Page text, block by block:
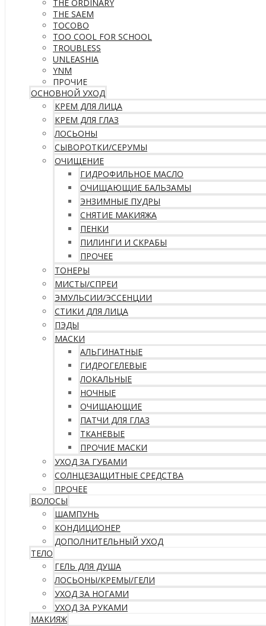
THE ORDINARY
THE SAEM
TOCOBO
TOO COOL FOR SCHOOL
TROUBLESS
UNLEASHIA
YNM
ПРОЧИЕ
ОСНОВНОЙ УХОД
КРЕМ ДЛЯ ЛИЦА
КРЕМ ДЛЯ ГЛАЗ
ЛОСЬОНЫ
СЫВОРОТКИ/СЕРУМЫ
ОЧИЩЕНИЕ
ГИДРОФИЛЬНОЕ МАСЛО
ОЧИЩАЮЩИЕ БАЛЬЗАМЫ
ЭНЗИМНЫЕ ПУДРЫ
СНЯТИЕ МАКИЯЖА
ПЕНКИ
ПИЛИНГИ И СКРАБЫ
ПРОЧЕЕ
ТОНЕРЫ
МИСТЫ/СПРЕИ
ЭМУЛЬСИИ/ЭССЕНЦИИ
СТИКИ ДЛЯ ЛИЦА
ПЭДЫ
МАСКИ
АЛЬГИНАТНЫЕ
ГИДРОГЕЛЕВЫЕ
ЛОКАЛЬНЫЕ
НОЧНЫЕ
ОЧИЩАЮЩИЕ
ПАТЧИ ДЛЯ ГЛАЗ
ТКАНЕВЫЕ
ПРОЧИЕ МАСКИ
УХОД ЗА ГУБАМИ
СОЛНЦЕЗАЩИТНЫЕ СРЕДСТВА
ПРОЧЕЕ
ВОЛОСЫ
ШАМПУНЬ
КОНДИЦИОНЕР
ДОПОЛНИТЕЛЬНЫЙ УХОД
ТЕЛО
ГЕЛЬ ДЛЯ ДУША
ЛОСЬОНЫ/КРЕМЫ/ГЕЛИ
УХОД ЗА НОГАМИ
УХОД ЗА РУКАМИ
МАКИЯЖ